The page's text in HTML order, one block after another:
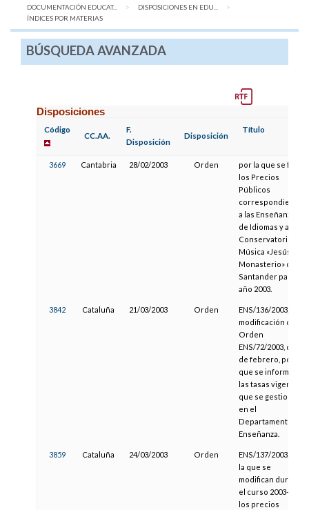
DOCUMENTACIÓN EDUCAT...
DISPOSICIONES EN EDU...
AQUÍ:
ÍNDICES POR MATERIAS
BÚSQUEDA AVANZADA
Disposiciones
Código
CC.AA.
F.
Disposición
Disposición
Título
3669 Cantabria 28/02/2003 Orden
por la que se fijan
los Precios
Públicos
correspondientes
a las Enseñanzas
de Idiomas y al
Conservatorio de
Música «Jesús de
Monasterio» de
Santander para el
año 2003.
3842 Cataluña 21/03/2003 Orden
ENS/136/2003, de
modificación de la
Orden
ENS/72/2003, de 17
de febrero, por la
que se informa de
las tasas vigentes
que se gestionan
en el
Departamento de
Enseñanza.
3859 Cataluña 24/03/2003 Orden
ENS/137/2003, por
la que se
modifican durante
el curso 2003-2004
los precios